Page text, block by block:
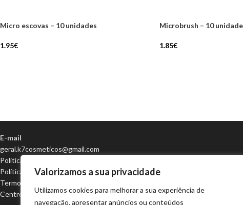
Valorizamos a sua privacidade
Utilizamos cookies para melhorar a sua experiência de
navegação, apresentar anúncios ou conteúdos
Micro escovas – 10 unidades
1.95€
Microbrush – 10
1.85€
E-mail
geral.k7cosmeticos@gmail.com
Política de Privacidade
Política de Cookies
Termos e condições
Centro de Arbitragem